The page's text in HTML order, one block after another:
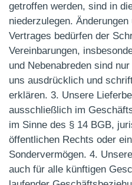
getroffen werden, sind in
niederzulegen.
Vertrages bedürfen der
Vereinbarungen,
und Nebenabreden sind
uns ausdrücklich und
erklären. 3. Unsere
ausschließlich im
im Sinne des § 14 BGB,
öffentlichen Rechts oder
Sondervermögen. 4.
auch für alle künftigen